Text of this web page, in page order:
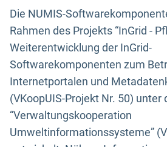
Die NUMIS-
Rahmen des Projekts “InGrid -
Weiterentwicklung der InGrid-
Softwarekomponenten zum
Internetportalen und
(VKoopUIS-Projekt Nr. 50) unter
“Verwaltungskooperation
Umweltinformationssysteme”